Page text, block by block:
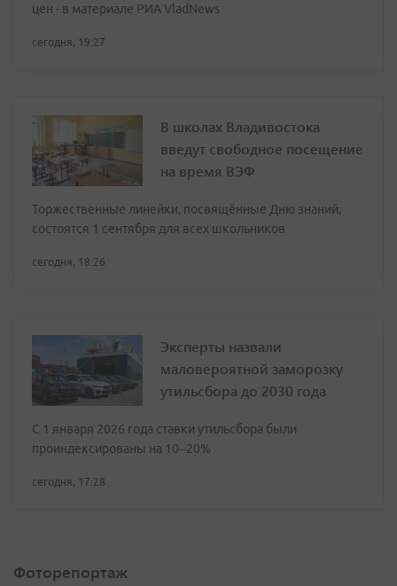
цен - в материале РИА VladNews
сегодня, 19:27
В школах Владивостока
введут свободное посещение
на время ВЭФ
Торжественные линейки, посвящённые Дню знаний,
состоятся 1 сентября для всех школьников
сегодня, 18:26
Эксперты назвали
маловероятной заморозку
утильсбора до 2030 года
С 1 января 2026 года ставки утильсбора были
проиндексированы на 10–20%
сегодня, 17:28
Фоторепортаж